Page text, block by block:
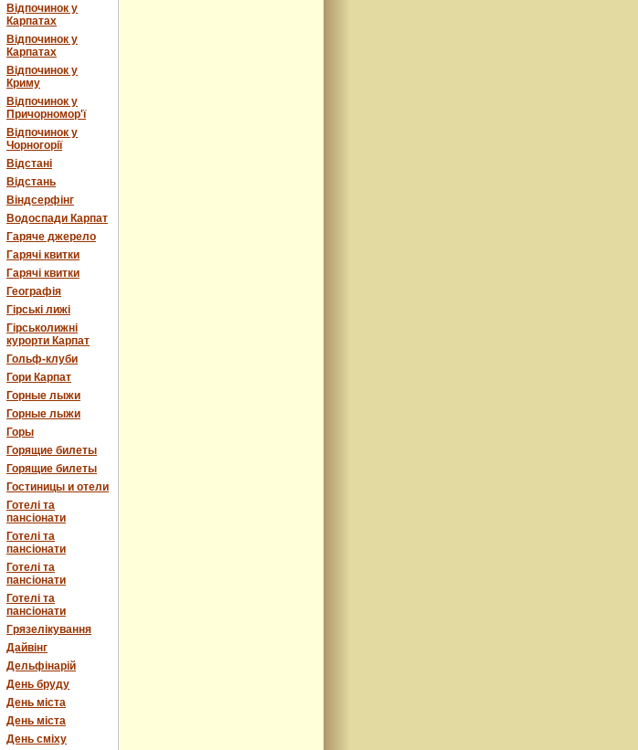
Відпочинок у
Карпатах
Відпочинок у
Карпатах
Відпочинок у
Криму
Відпочинок у
Причорномор'ї
Відпочинок у
Чорногорії
Відстані
Відстань
Віндсерфінг
Водоспади Карпат
Гаряче джерело
Гарячі квитки
Гарячі квитки
Географія
Гірські лижі
Гірськолижні
курорти Карпат
Гольф-клуби
Гори Карпат
Горные лыжи
Горные лыжи
Горы
Горящие билеты
Горящие билеты
Гостиницы и отели
Готелі та
пансіонати
Готелі та
пансіонати
Готелі та
пансіонати
Готелі та
пансіонати
Грязелікування
Дайвінг
Дельфінарій
День бруду
День міста
День міста
День сміху